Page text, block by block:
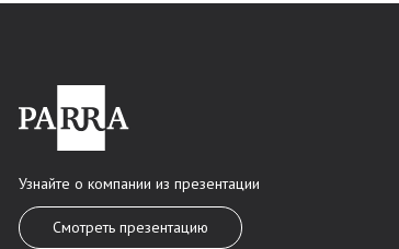
Узнайте о компании из презентации
Смотреть презентацию